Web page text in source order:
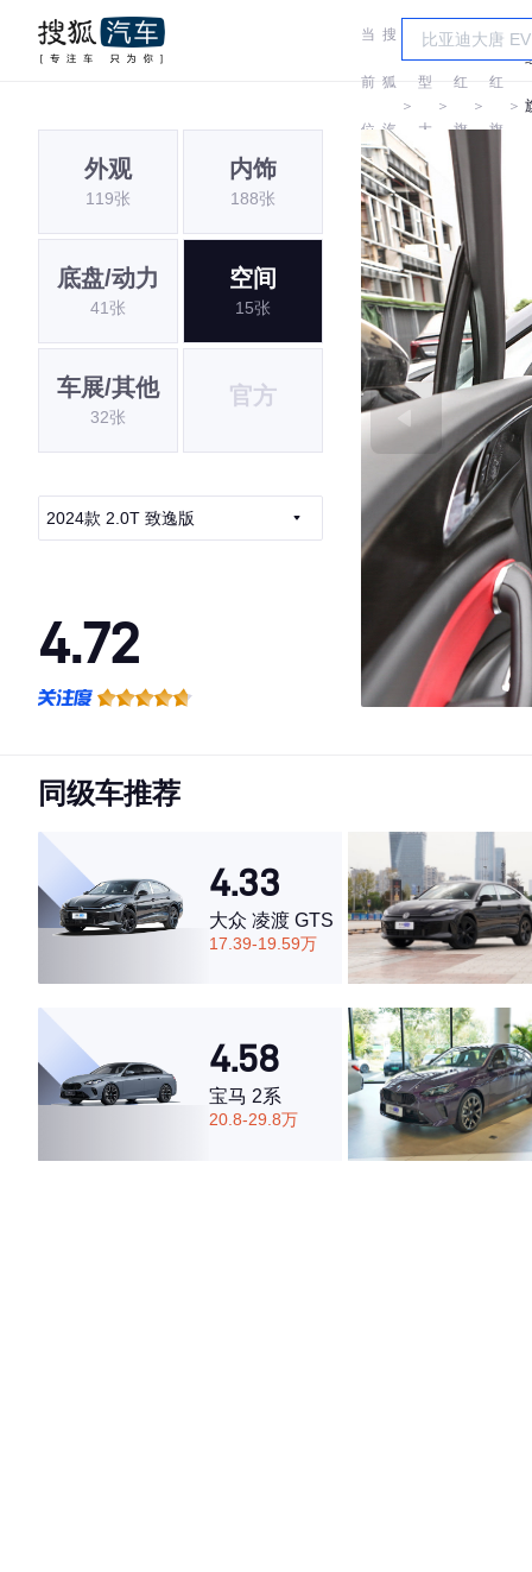
当
前
位
置:
搜
狐
汽
车
＞
车
型
大
全
＞
红
旗
＞
红
旗
＞
外观
119张
内饰
188张
底盘/动力
41张
空间
15张
车展/其他
32张
官方
2024款 2.0T 致逸版
4.72
·空间表现较为优秀，优于82%同级车
同级车推荐
4.33
大众 凌渡 GTS
17.39-19.59万
4.58
宝马 2系
20.8-29.8万